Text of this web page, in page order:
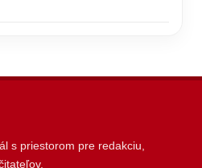
s priestorom pre redakciu,